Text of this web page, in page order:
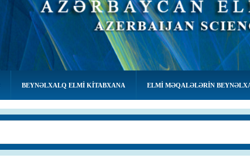
BEYNƏLXALQ ELMİ KİTABXANA ELMI MƏQALƏLƏRIN